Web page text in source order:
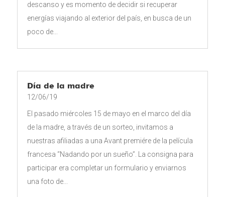
descanso y es momento de decidir si recuperar
energías viajando al exterior del país, en busca de un
poco de...
Día de la madre
12/06/19
El pasado miércoles 15 de mayo en el marco del día
de la madre, a través de un sorteo, invitamos a
nuestras afiliadas a una Avant premiére de la película
francesa “Nadando por un sueño”. La consigna para
participar era completar un formulario y enviarnos
una foto de...